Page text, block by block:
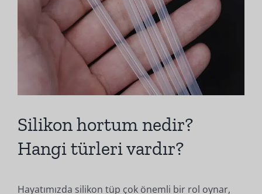
Silikon hortum nedir?
Hangi türleri vardır?
Hayatımızda silikon tüp çok önemli bir rol oynar,